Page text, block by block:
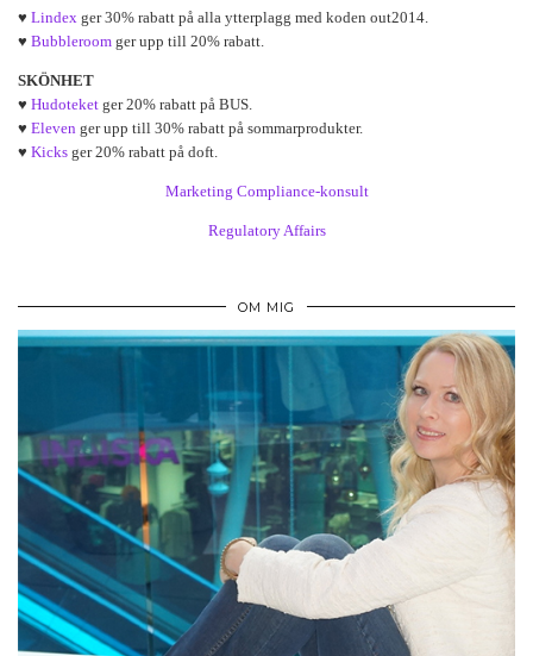
♥ Lindex ger 30% rabatt på alla ytterplagg med koden out2014.
♥ Bubbleroom ger upp till 20% rabatt.
SKÖNHET
♥ Hudoteket ger 20% rabatt på BUS.
♥ Eleven ger upp till 30% rabatt på sommarprodukter.
♥ Kicks ger 20% rabatt på doft.
Marketing Compliance-konsult
Regulatory Affairs
OM MIG